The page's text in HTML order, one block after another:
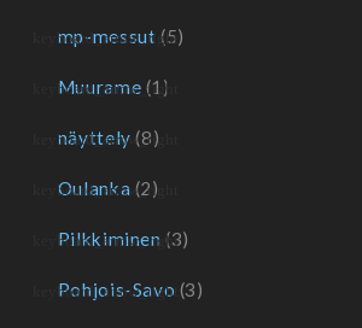
mp-messut (5)
Muurame (1)
näyttely (8)
Oulanka (2)
Pilkkiminen (3)
Pohjois-Savo (3)